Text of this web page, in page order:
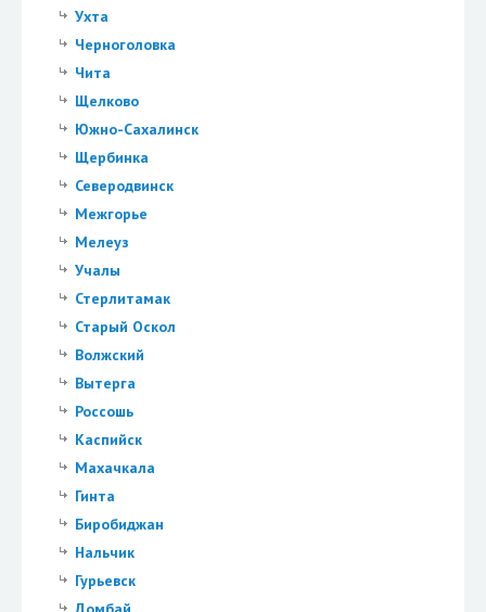
Ухта
Черноголовка
Чита
Щелково
Южно-Сахалинск
Щербинка
Северодвинск
Межгорье
Мелеуз
Учалы
Стерлитамак
Старый Оскол
Волжский
Вытерга
Россошь
Каспийск
Махачкала
Гинта
Биробиджан
Нальчик
Гурьевск